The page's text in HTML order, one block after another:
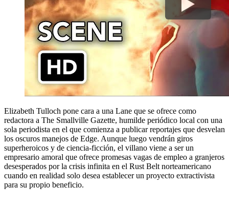
Elizabeth Tulloch pone cara a una Lane que se ofrece como
redactora a The Smallville Gazette, humilde periódico local con una
sola periodista en el que comienza a publicar reportajes que desvelan
los oscuros manejos de Edge. Aunque luego vendrán giros
superheroicos y de ciencia-ficción, el villano viene a ser un
empresario amoral que ofrece promesas vagas de empleo a granjeros
desesperados por la crisis infinita en el Rust Belt norteamericano
cuando en realidad solo desea establecer un proyecto extractivista
para su propio beneficio.